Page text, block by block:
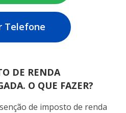
Telefone
DE RENDA
O QUE FAZER?
de imposto de renda